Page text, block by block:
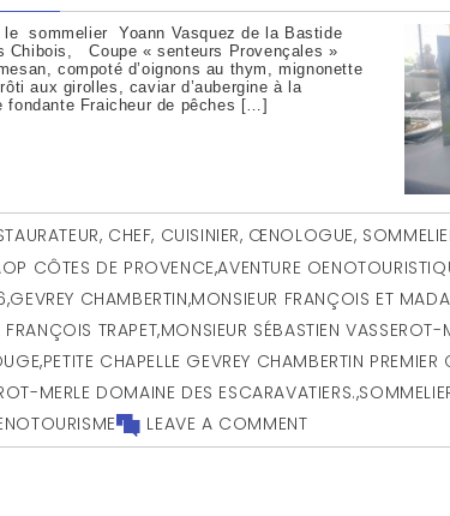
le sommelier Yoann Vasquez de la Bastide
Chibois, Coupe « senteurs Provençales »
compoté d’oignons au thym, mignonette
aux girolles, caviar d’aubergine à la
fondante Fraicheur de pêches […]
CHEF, CUISINIER, ŒNOLOGUE,
CÔTES DE PROVENCE,AVENTURE
,GEVREY CHAMBERTIN,MONSIEUR FRANÇOIS ET
TRAPET,MONSIEUR SÉBASTIEN
,PETITE CHAPELLE GEVREY CHAMBERTIN PREMIER
MERLE DOMAINE DES ESCARAVATIERS.,
LEAVE A COMMENT